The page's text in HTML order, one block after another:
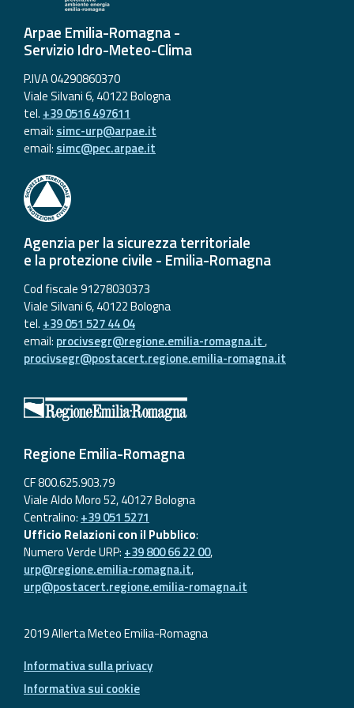
Arpae Emilia-Romagna -
Servizio Idro-Meteo-Clima
P.IVA 04290860370
Viale Silvani 6, 40122 Bologna
tel. +39 0516 497611
email: simc-urp@arpae.it
email: simc@pec.arpae.it
Agenzia per la sicurezza territoriale
e la protezione civile - Emilia-Romagna
Cod fiscale 91278030373
Viale Silvani 6, 40122 Bologna
tel. +39 051 527 44 04
email: procivsegr@regione.emilia-romagna.it,
procivsegr@postacert.regione.emilia-romagna.it
Regione Emilia-Romagna
CF 800.625.903.79
Viale Aldo Moro 52, 40127 Bologna
Centralino: +39 051 5271
Ufficio Relazioni con il Pubblico:
Numero Verde URP: +39 800 66 22 00,
urp@regione.emilia-romagna.it,
urp@postacert.regione.emilia-romagna.it
2019 Allerta Meteo Emilia-Romagna
Informativa sulla privacy
Informativa sui cookie